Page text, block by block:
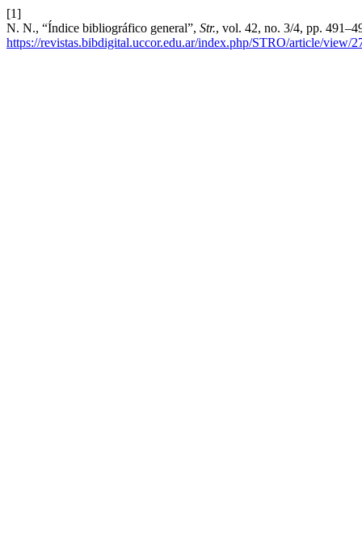
[1]
N. N., “Índice bibliográfico general”, Str., vol. 42, no. 3/4, pp.
https://revistas.bibdigital.uccor.edu.ar/index.php/STRO/article/view/